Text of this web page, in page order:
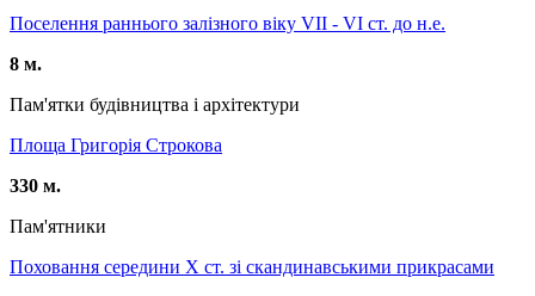
Поселення раннього залізного віку VII - VI ст. до н.е.
8 м.
Пам'ятки будівництва і архітектури
Площа Григорія Строкова
330 м.
Пам'ятники
Поховання середини X ст. зі скандинавськими прикрасами